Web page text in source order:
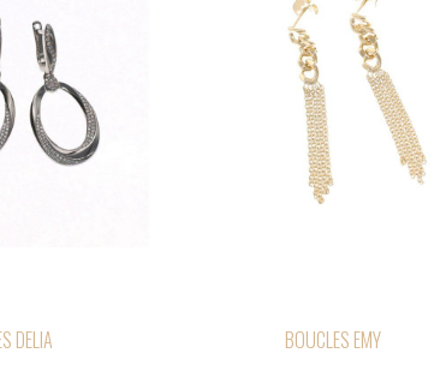
DELIA BOUCLES EMY